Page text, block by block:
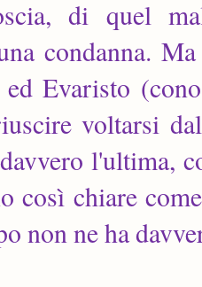
di quel
condanna.
ed Evaristo
voltarsi
l'ultima,
così chiare
non ne ha